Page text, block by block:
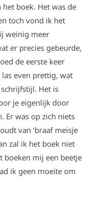
boek. Het was de
toch vond ik het
weinig meer
er precies gebeurde,
de eerste keer
even prettig, wat
Het is
je eigenlijk door
Er was op zich niets
van ‘braaf meisje
zal ik het boek niet
boeken mij een beetje
ik geen moeite om